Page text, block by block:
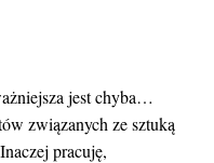
jest chyba…
związanych ze sztuką
pracuję,